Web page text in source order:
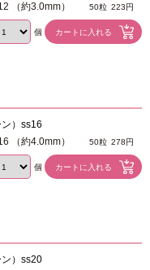
（約3.0mm） 50粒 223円
個
）ss16
（約4.0mm） 50粒 278円
個
）ss20